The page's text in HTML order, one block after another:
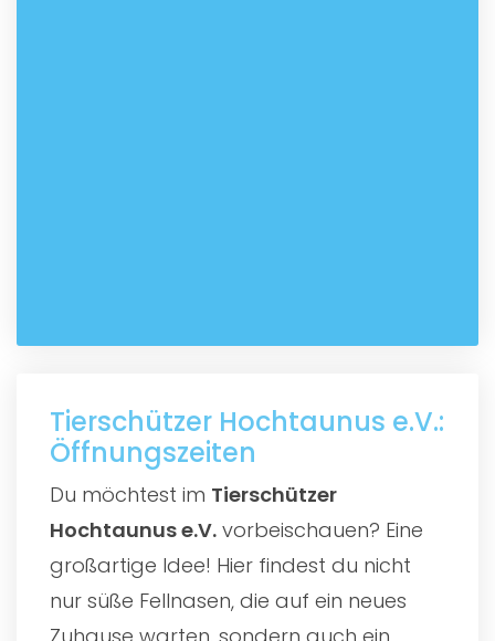
Tierschützer Hochtaunus e.V.:
Öffnungszeiten
Du möchtest im Tierschützer
Hochtaunus e.V. vorbeischauen? Eine
großartige Idee! Hier findest du nicht
nur süße Fellnasen, die auf ein neues
Zuhause warten, sondern auch ein